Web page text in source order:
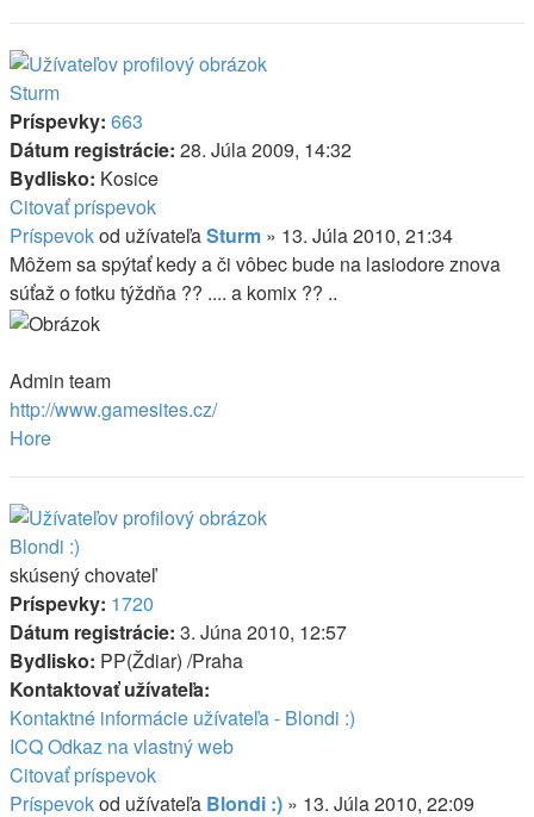
Sturm
Príspevky: 663
Dátum registrácie: 28. Júla 2009, 14:32
Bydlisko: Kosice
Citovať príspevok
Príspevokod užívateľaSturm » 13. Júla 2010, 21:34
Môžem sa spýtať kedy a či vôbec bude na lasiodore znova
súťaž o fotku týždňa ?? .... a komix ?? ..
Admin team
http://www.gamesites.cz/
Hore
Blondi :)
skúsený chovateľ
Príspevky: 1720
Dátum registrácie: 3. Júna 2010, 12:57
Bydlisko: PP(Ždiar) /Praha
Kontaktovať užívateľa:
Kontaktné informácie užívateľa - Blondi :)
ICQOdkaz na vlastný web
Citovať príspevok
Príspevokod užívateľa Blondi :) » 13. Júla 2010, 22:09